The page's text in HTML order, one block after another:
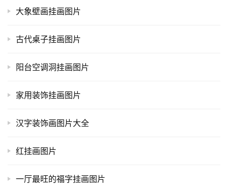
大象壁画挂画图片
古代桌子挂画图片
阳台空调洞挂画图片
家用装饰挂画图片
汉字装饰画图片大全
红挂画图片
一厅最旺的福字挂画图片